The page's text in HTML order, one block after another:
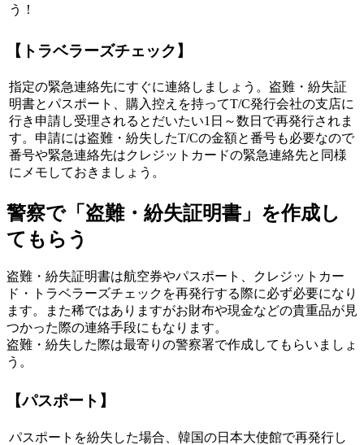
う！
【トラベラーズチェック】
指定の緊急連絡先にすぐに連絡しましょう。盗難・紛失証
明書とパスポート、購入控えを持ってT/C発行会社の支店に
行き申請し受理されるとだいたい1日～数日で再発行されま
す。申請には盗難・紛失したT/Cの金額と番号も必要なので
番号や緊急連絡先はクレジットカードの緊急連絡先と同様
にメモしておきましょう。
警察で「盗難・紛失証明書」を作成し
てもらう
盗難・紛失証明書は航空券やパスポート、クレジットカー
ド・トラベラーズチェックを再発行する際に必ず必要になり
ます。また稀ではありますがお財布や現金などの貴重品が見
つかった際の連絡手段にもなります。
盗難・紛失した際は最寄りの警察署で作成してもらいましょ
う。
【パスポート】
パスポートを紛失した場合、韓国の日本大使館で再発行し